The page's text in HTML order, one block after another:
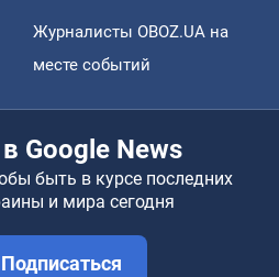
Журналисты OBOZ.UA на
месте событий
Google News
быть в курсе последних
и мира сегодня
Подписаться